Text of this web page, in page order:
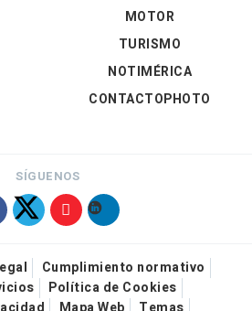
MOTOR
TURISMO
NOTIMÉRICA
CONTACTOPHOTO
SÍGUENOS
Cumplimiento normativo
Política de Cookies